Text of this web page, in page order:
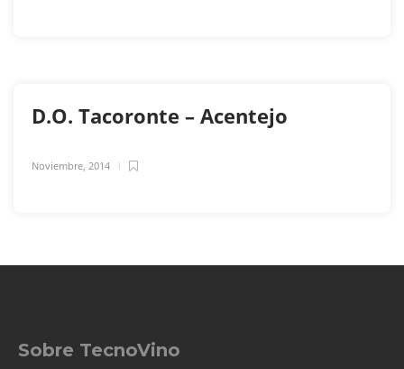
D.O. Tacoronte – Acentejo
Noviembre, 2014
Sobre TecnoVino